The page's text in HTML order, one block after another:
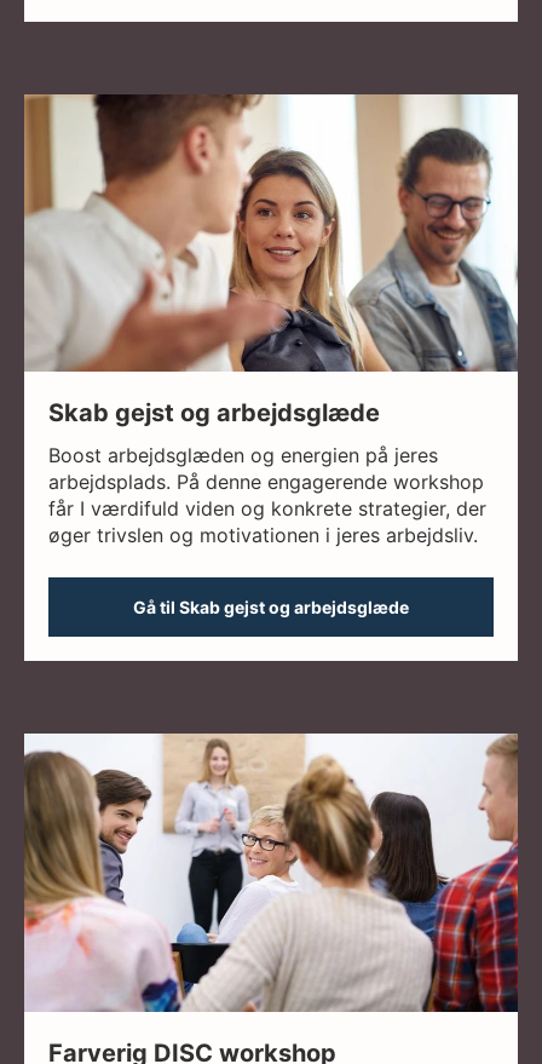
Skab gejst og arbejdsglæde
Boost arbejdsglæden og energien på jeres
arbejdsplads. På denne engagerende workshop
får I værdifuld viden og konkrete strategier, der
øger trivslen og motivationen i jeres arbejdsliv.
Gå til Skab gejst og arbejdsglæde
Farverig DISC workshop